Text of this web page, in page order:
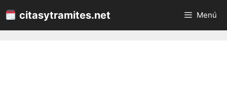
al
contenido
citasytramites.net Menú